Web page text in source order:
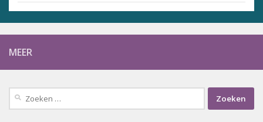
MEER
Zoeken
naar: